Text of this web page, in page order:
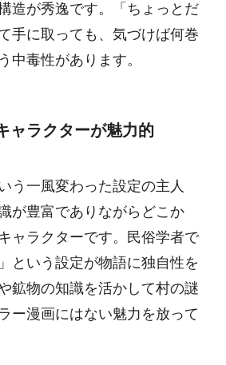
造が秀逸です。「ちょっとだ
手に取っても、気づけば何巻
中毒性があります。
ャラクターが魅力的
う一風変わった設定の主人
が豊富でありながらどこか
ャラクターです。民俗学者で
という設定が物語に独自性を
鉱物の知識を活かして村の謎
ー漫画にはない魅力を放って